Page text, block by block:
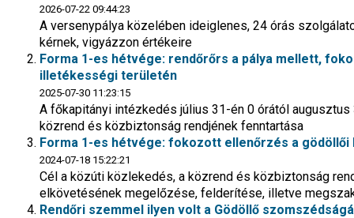
2026-07-22 09:44:23
A versenypálya közelében ideiglenes, 24 órás
kérnek, vigyázzon értékeire
Forma 1-es hétvége: rendőrőrs a pálya mellett,
illetékességi területén
2025-07-30 11:23:15
A főkapitányi intézkedés július 31-én 0 órától
közrend és közbiztonság rendjének fenntartása
Forma 1-es hétvége: fokozott ellenőrzés a
2024-07-18 15:22:21
Cél a közúti közlekedés, a közrend és közbiztonság
elkövetésének megelőzése, felderítése, illetve
Rendőri szemmel ilyen volt a Gödöllő